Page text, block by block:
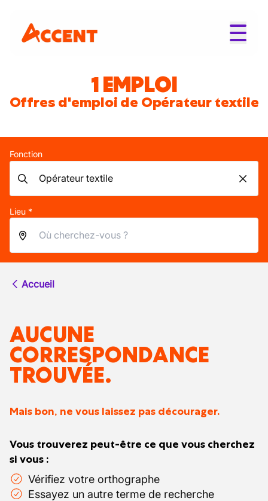
1 EMPLOI
Offres d'emploi de Opérateur textile
Fonction
Lieu *
Accueil
AUCUNE
CORRESPONDANCE
TROUVÉE.
Mais bon, ne vous laissez pas décourager.
Vous trouverez peut-être ce que vous cherchez
si vous :
Vérifiez votre orthographe
Essayez un autre terme de recherche